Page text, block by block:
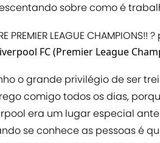
sobre como é
PREMIER LEAGUE CHAMPIONS!! ?
FC (Premier League
o grande privilégio de ser
comigo todos os dias,
era um lugar especial
se conhece as pessoas é